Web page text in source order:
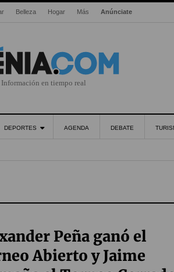
Belleza Hogar Más Anúnciate
Información en tiempo real
DEPORTES AGENDA DEBATE
Peña ganó el
Abierto y Jaime